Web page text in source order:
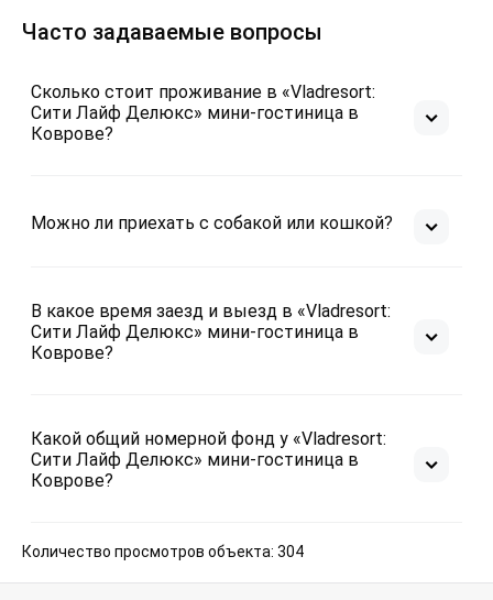
Внимание! Бронируя апартаменты, вы соглашаетесь
Отчётность:
Мы предоставляем отчётные документы гостям по
В наших апартаментах есть всё необходимое:
1. Микроволновая печь, холодильник, чайник,
3. Телевизор с iptv
4. Кондиционер
5. Сейф
8. Минеральная вода, чай, сахар, конфеты
Часто задаваемые вопросы
Сколько стоит проживание в «Vladresort:
Сити Лайф Делюкс» мини-гостиница в
Коврове?
Можно ли приехать с собакой или кошкой?
В какое время заезд и выезд в «Vladresort:
Сити Лайф Делюкс» мини-гостиница в
Коврове?
Какой общий номерной фонд у «Vladresort:
Сити Лайф Делюкс» мини-гостиница в
Коврове?
Количество просмотров объекта: 304